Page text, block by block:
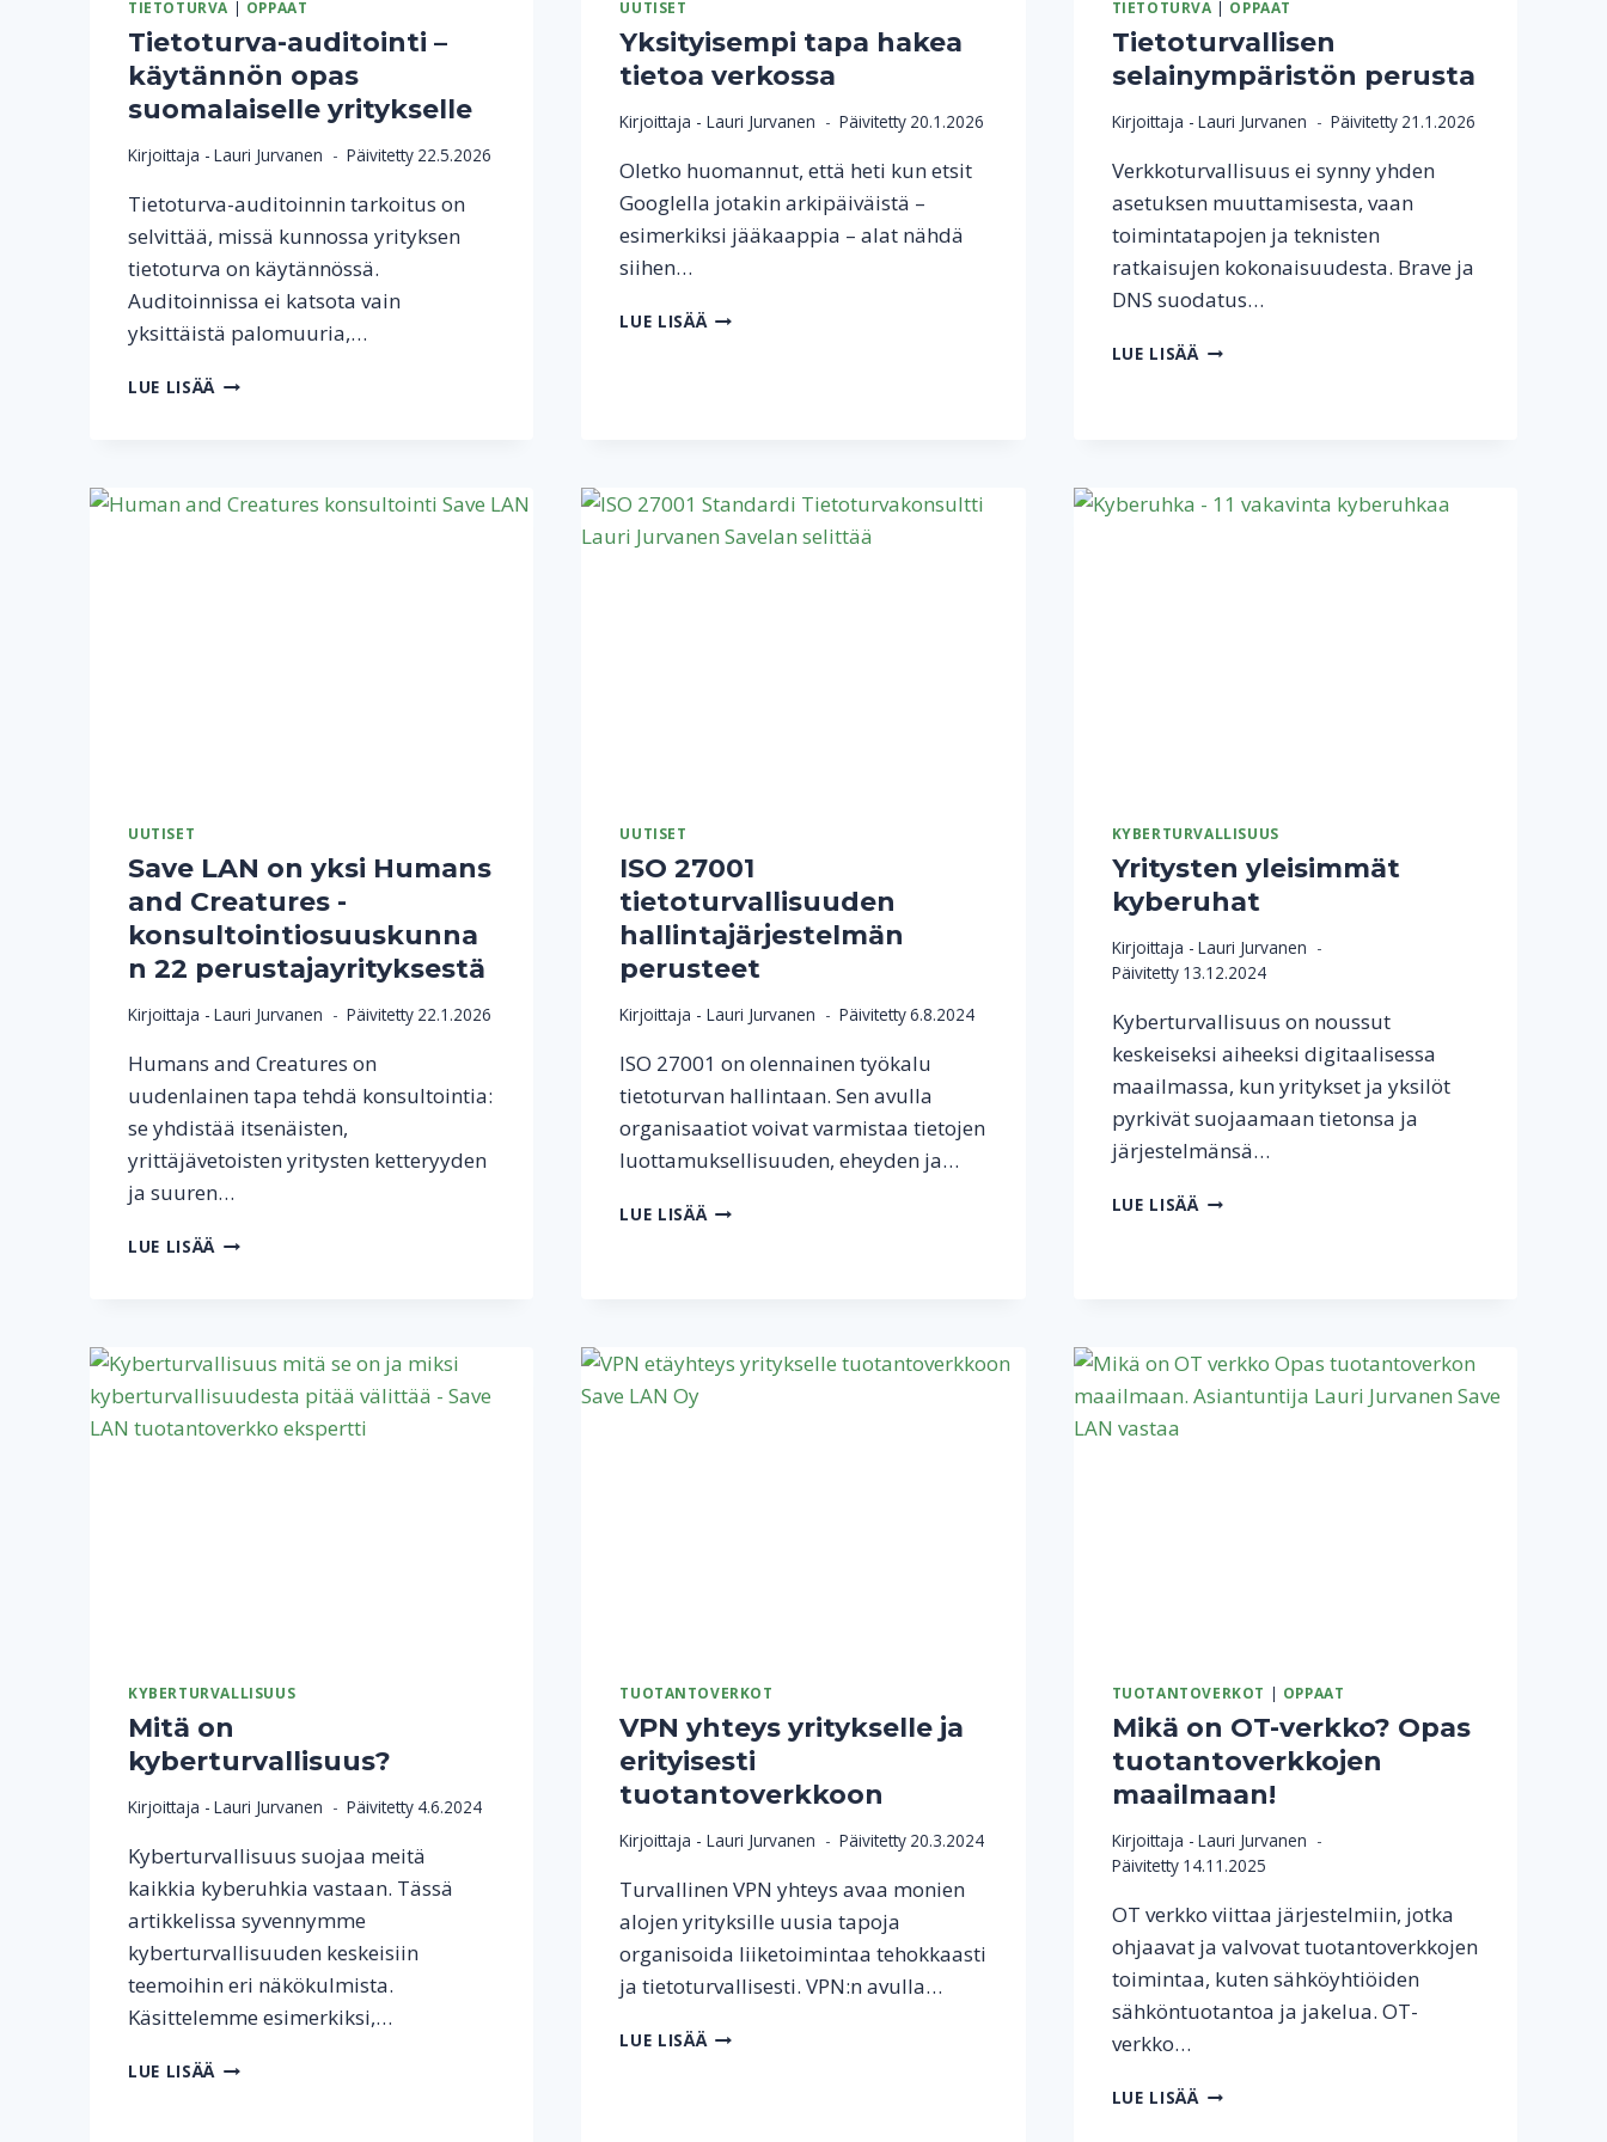
TIETOTURVA | OPPAAT
Tietoturva-auditointi –
käytännön opas
suomalaiselle yritykselle
Kirjoittaja - Lauri Jurvanen Päivitetty 22.5.2026
Tietoturva-auditoinnin tarkoitus on
selvittää, missä kunnossa yrityksen
tietoturva on käytännössä.
Auditoinnissa ei katsota vain
yksittäistä palomuuria,…
LUE LISÄÄ TIETOTURVA-
SUOMALAISELLE
UUTISET
Yksityisempi tapa hakea
tietoa verkossa
Kirjoittaja - Lauri Jurvanen Päivitetty 20.1.2026
Oletko huomannut, että heti kun etsit
Googlella jotakin arkipäiväistä –
esimerkiksi jääkaappia – alat nähdä
siihen…
LUE LISÄÄ YKSITYISEMPI
TIETOTURVA | OPPAAT
Tietoturvallisen
selainympäristön perusta
Kirjoittaja - Lauri Jurvanen Päivitetty 21.1.2026
Verkkoturvallisuus ei synny yhden
asetuksen muuttamisesta, vaan
toimintatapojen ja teknisten
ratkaisujen kokonaisuudesta. Brave ja
DNS suodatus…
LUE LISÄÄ TIETOTURVALLISEN
UUTISET
Save LAN on yksi Humans
and Creatures -
konsultointiosuuskunna
n 22 perustajayrityksestä
Kirjoittaja - Lauri Jurvanen Päivitetty 22.1.2026
Humans and Creatures on
uudenlainen tapa tehdä konsultointia:
se yhdistää itsenäisten,
yrittäjävetoisten yritysten ketteryyden
ja suuren…
LUE LISÄÄ SAVE
AND
CREATURES
KONSULTOINTIOSUUSKUNNAN
UUTISET
ISO 27001
tietoturvallisuuden
hallintajärjestelmän
perusteet
Kirjoittaja - Lauri Jurvanen Päivitetty6.8.2024
ISO 27001 on olennainen työkalu
tietoturvan hallintaan. Sen avulla
organisaatiot voivat varmistaa tietojen
luottamuksellisuuden, eheyden ja…
LUE LISÄÄ ISO
KYBERTURVALLISUUS
Yritysten yleisimmät
kyberuhat
Kirjoittaja - Lauri Jurvanen
Päivitetty 13.12.2024
Kyberturvallisuus on noussut
keskeiseksi aiheeksi digitaalisessa
maailmassa, kun yritykset ja yksilöt
pyrkivät suojaamaan tietonsa ja
järjestelmänsä…
LUE LISÄÄ YRITYSTEN
KYBERTURVALLISUUS
Mitä on
kyberturvallisuus?
Kirjoittaja - Lauri Jurvanen Päivitetty 4.6.2024
Kyberturvallisuus suojaa meitä
kaikkia kyberuhkia vastaan. Tässä
artikkelissa syvennymme
kyberturvallisuuden keskeisiin
teemoihin eri näkökulmista.
Käsittelemme esimerkiksi,…
LUE LISÄÄ MITÄ
TUOTANTOVERKOT
VPN yhteys yritykselle ja
erityisesti
tuotantoverkkoon
Kirjoittaja - Lauri Jurvanen Päivitetty 20.3.2024
Turvallinen VPN yhteys avaa monien
alojen yrityksille uusia tapoja
organisoida liiketoimintaa tehokkaasti
ja tietoturvallisesti. VPN:n avulla…
LUE LISÄÄ VPN
TUOTANTOVERKOT | OPPAAT
Mikä on OT-verkko? Opas
tuotantoverkkojen
maailmaan!
Kirjoittaja - Lauri Jurvanen
Päivitetty 14.11.2025
OT verkko viittaa järjestelmiin, jotka
ohjaavat ja valvovat tuotantoverkkojen
toimintaa, kuten sähköyhtiöiden
sähköntuotantoa ja jakelua. OT-
verkko…
LUE LISÄÄ MIKÄ